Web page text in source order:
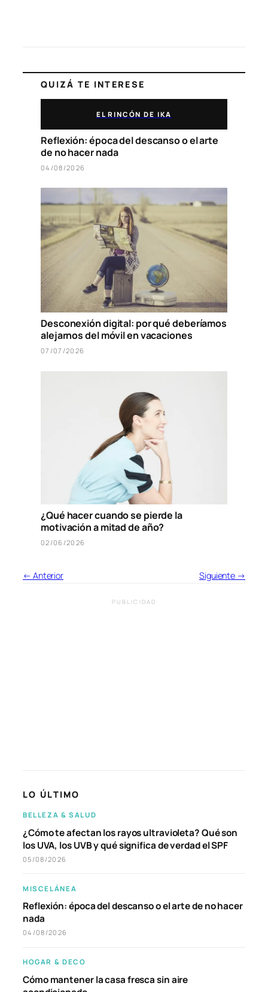
QUIZÁ TE INTERESE
EL RINCÓN DE IKA
Reflexión: época del descanso o el arte
de no hacer nada
04/08/2026
Desconexión digital: por qué deberíamos
alejarnos del móvil en vacaciones
07/07/2026
¿Qué hacer cuando se pierde la
motivación a mitad de año?
02/06/2026
← Anterior Siguiente →
PUBLICIDAD
LO ÚLTIMO
BELLEZA & SALUD
¿Cómo te afectan los rayos ultravioleta? Qué son
los UVA, los UVB y qué significa de verdad el SPF
05/08/2026
MISCELÁNEA
Reflexión: época del descanso o el arte de no hacer
nada
04/08/2026
HOGAR & DECO
Cómo mantener la casa fresca sin aire